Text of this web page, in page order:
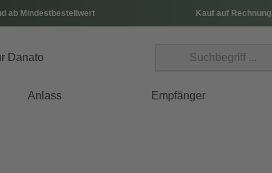
ab Mindestbestellwert Kauf auf Rechnung
Anlass Empfänger